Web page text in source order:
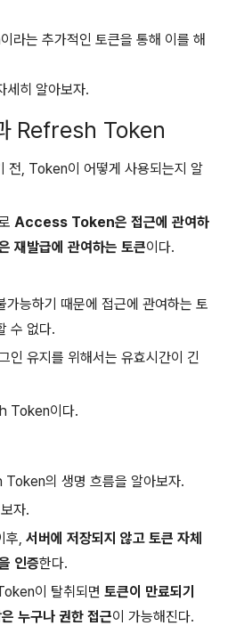
라는 추가적인 토큰을 통해 이를 해
세히 알아보자.
Refresh Token
, Token이 어떻게 사용되는지 알
Access Token은 접근에 관여하
발급에 관여하는 토큰이다.
능하기 때문에 접근에 관여하는 토
수 없다.
인 유지를 위해서는 유효시간이 긴
Token이다.
의 생명 흐름을 알아보자.
자.
후, 서버에 저장되지 않고 토큰 자체
인증한다.
이 탈취되면 토큰이 만료되기
누구나 권한 접근이 가능해진다.